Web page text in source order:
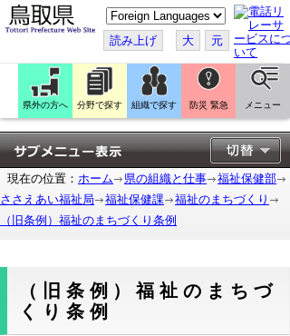
こ
の
ペ
ー
ジ
翻
訳
す
る
読み上げ 大 元
県外の方へ 分野で探す 組織で探す 防災 緊急 メニュー
現在の位置： ホーム 県の組織と仕事
福祉保健部
ささえあい福祉局
福祉保健課
福祉のまちづくり
（旧条例）福祉のまちづくり条例
（旧条例）福祉のまちづ
くり条例